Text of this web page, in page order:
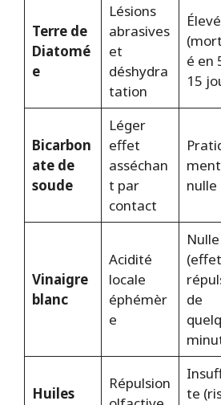
Terre de
Diatomé
e
Lésions
abrasives
et
déshydra
tation
é en
15
Bicarbon
ate de
soude
Léger
effet
asséchan
t par
contact
ment
nulle
Vinaigre
blanc
Acidité
locale
éphémèr
e
Nulle
(effet
de
Huiles
Répulsion
te